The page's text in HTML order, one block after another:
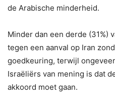
de Arabische minderheid.
Minder dan een derde (31%)
tegen een aanval op Iran
goedkeuring, terwijl
Israëliërs van mening is dat
akkoord moet gaan.